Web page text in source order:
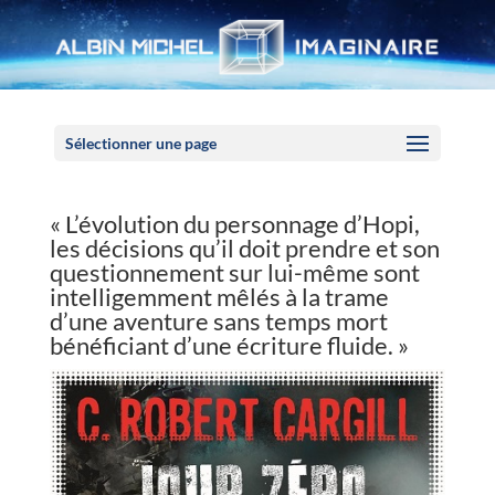
Sélectionner une page
« L’évolution du personnage d’Hopi,
les décisions qu’il doit prendre et son
questionnement sur lui-même sont
intelligemment mêlés à la trame
d’une aventure sans temps mort
bénéficiant d’une écriture fluide. »
Panneau de gestion des cookies